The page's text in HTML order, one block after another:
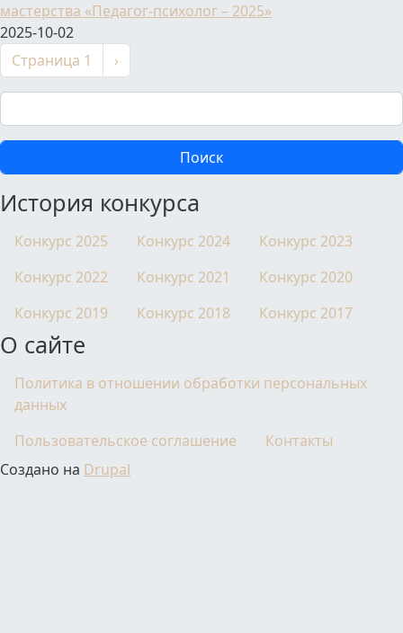
мастерства «Педагог-психолог – 2025»
2025-10-02
Нумерация страниц
Страница 1 Следующая страница
›
Поиск
История конкурса
Конкурс 2025 Конкурс 2024
Конкурс 2023
Конкурс 2022
Конкурс 2021
Конкурс 2020
Конкурс 2019
Конкурс 2018 Конкурс 2017
О сайте
Политика в отношении обработки персональных
данных
Пользовательское соглашение
Контакты
Создано на Drupal